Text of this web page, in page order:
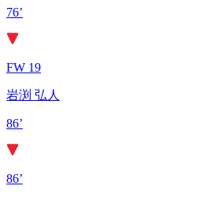
76’
FW 19
岩渕 弘人
86’
86’